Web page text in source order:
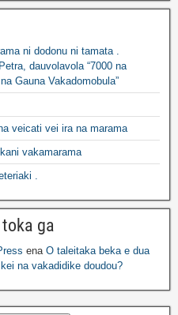
ni dodonu ni tamata .
dauvolavola “7000 na
Gauna Vakadomobula”
veicati vei ira na marama
vakamarama
.
ga
ena O taleitaka beka e dua
na vakadidike doudou?